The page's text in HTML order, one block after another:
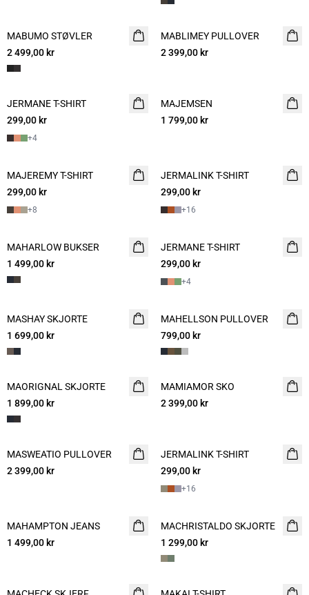
NYHET
MABUMO STØVLER
2 499,00 kr
NYHET
MABLIMEY PULLOVER
2 399,00 kr
NYHET
2 for 500
JERMANE T-SHIRT
299,00 kr
+4
NYHET
MAJEMSEN
1 799,00 kr
NYHET
2 for 500
MAJEREMY T-SHIRT
299,00 kr
+8
NYHET
2 for 500
JERMALINK T-SHIRT
299,00 kr
+16
NYHET
MAHARLOW BUKSER
1 499,00 kr
NYHET
2 for 500
JERMANE T-SHIRT
299,00 kr
+4
NYHET
MASHAY SKJORTE
1 699,00 kr
NYHET
2 FOR 1200
MAHELLSON PULLOVER
799,00 kr
NYHET
MAORIGNAL SKJORTE
1 899,00 kr
NYHET
MAMIAMOR SKO
2 399,00 kr
NYHET
MASWEATIO PULLOVER
2 399,00 kr
NYHET
2 for 500
JERMALINK T-SHIRT
299,00 kr
+16
NYHET
MAHAMPTON JEANS
1 499,00 kr
NYHET
MACHRISTALDO SKJORTE
1 299,00 kr
NYHET NYHET